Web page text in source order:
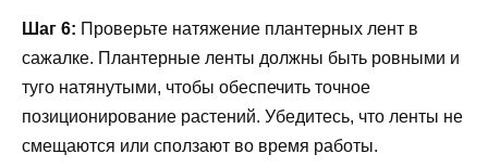
Шаг 6: Проверьте натяжение плантерных лент в
сажалке. Плантерные ленты должны быть ровными и
туго натянутыми, чтобы обеспечить точное
позиционирование растений. Убедитесь, что ленты не
смещаются или сползают во время работы.